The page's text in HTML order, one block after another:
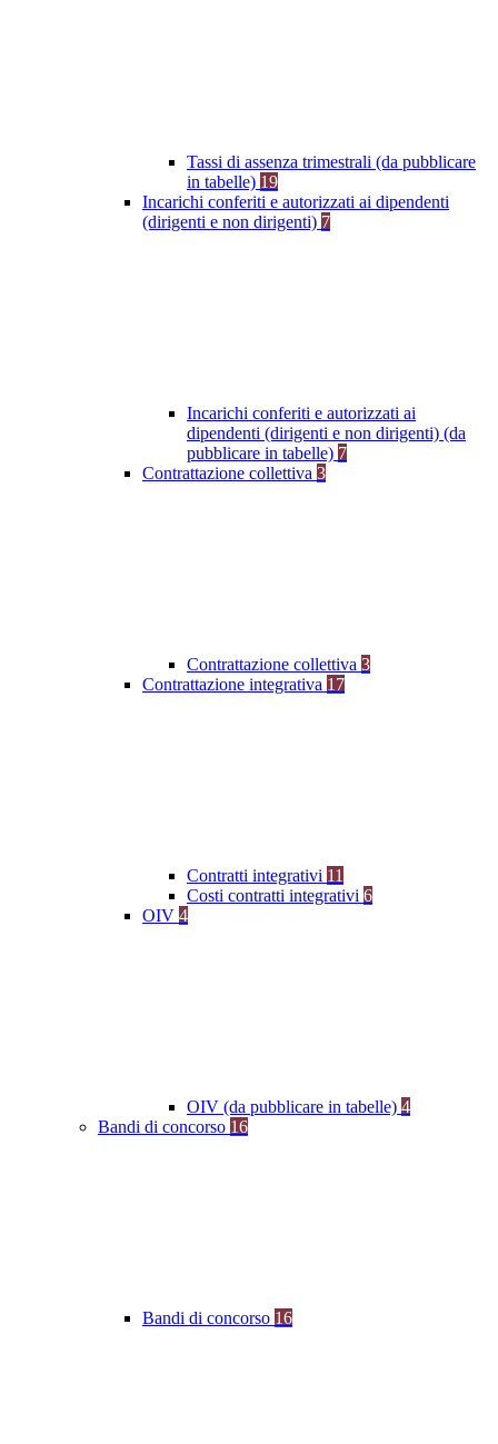
Tassi di assenza trimestrali (da pubblicare
in tabelle) 19
Incarichi conferiti e autorizzati ai dipendenti
(dirigenti e non dirigenti) 7
Incarichi conferiti e autorizzati ai
dipendenti (dirigenti e non dirigenti) (da
pubblicare in tabelle) 7
Contrattazione collettiva 3
Contrattazione collettiva 3
Contrattazione integrativa 17
Contratti integrativi 11
Costi contratti integrativi 6
OIV 4
OIV (da pubblicare in tabelle) 4
Bandi di concorso 16
Bandi di concorso 16